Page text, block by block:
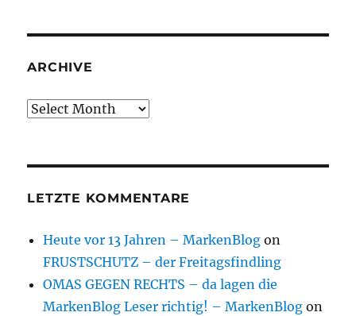
ARCHIVE
Archive
LETZTE KOMMENTARE
Heute vor 13 Jahren – MarkenBlog on
FRUSTSCHUTZ – der Freitagsfindling
OMAS GEGEN RECHTS – da lagen die
MarkenBlog Leser richtig! – MarkenBlog on